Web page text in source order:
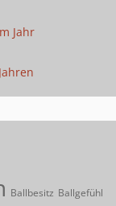
Jahr
Ballbesitz Ballgefühl